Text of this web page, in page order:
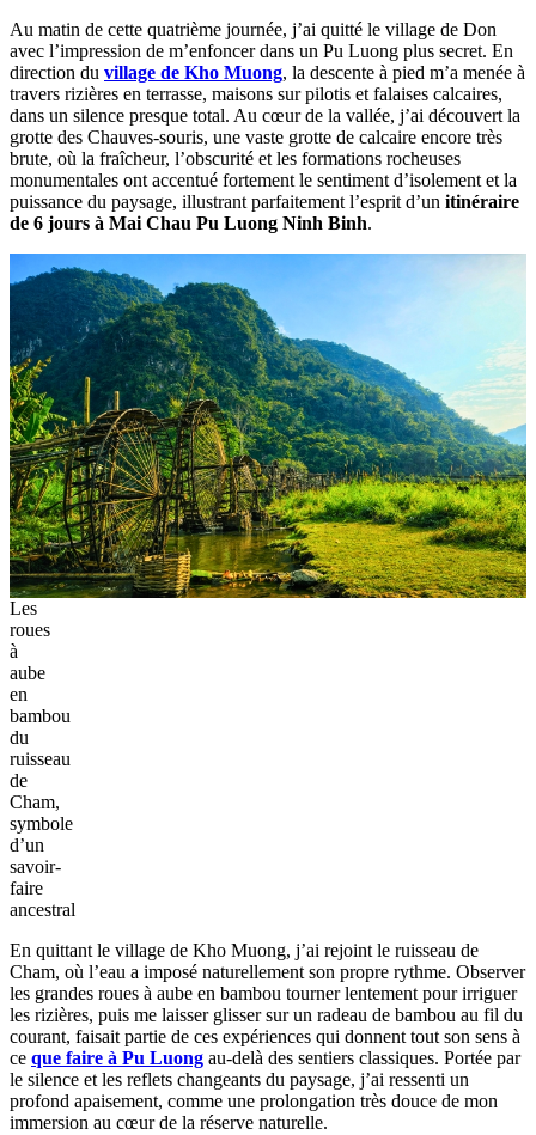
Au matin de cette quatrième journée, j’ai quitté le village de Don
avec l’impression de m’enfoncer dans un Pu Luong plus secret. En
direction du village de Kho Muong, la descente à pied m’a menée à
travers rizières en terrasse, maisons sur pilotis et falaises calcaires,
dans un silence presque total. Au cœur de la vallée, j’ai découvert la
grotte des Chauves-souris, une vaste grotte de calcaire encore très
brute, où la fraîcheur, l’obscurité et les formations rocheuses
monumentales ont accentué fortement le sentiment d’isolement et la
puissance du paysage, illustrant parfaitement l’esprit d’un itinéraire
de 6 jours à Mai Chau Pu Luong Ninh Binh.
Les
roues
à
aube
en
bambou
du
ruisseau
de
Cham,
symbole
d’un
savoir-
faire
ancestral
En quittant le village de Kho Muong, j’ai rejoint le ruisseau de
Cham, où l’eau a imposé naturellement son propre rythme. Observer
les grandes roues à aube en bambou tourner lentement pour irriguer
les rizières, puis me laisser glisser sur un radeau de bambou au fil du
courant, faisait partie de ces expériences qui donnent tout son sens à
ce que faire à Pu Luong au-delà des sentiers classiques. Portée par
le silence et les reflets changeants du paysage, j’ai ressenti un
profond apaisement, comme une prolongation très douce de mon
immersion au cœur de la réserve naturelle.